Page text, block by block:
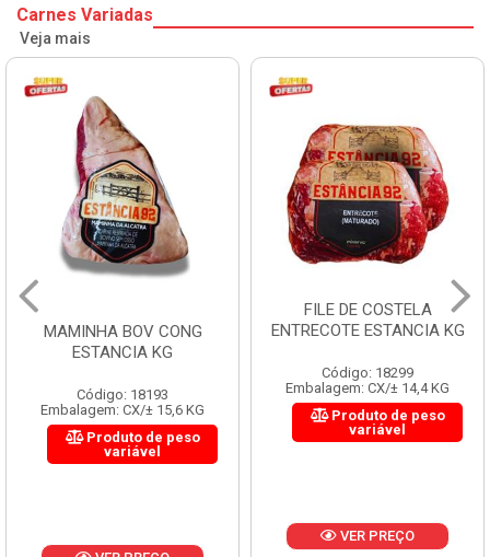
Carnes Variadas
Veja mais
MAMINHA BOV CONG
ESTANCIA KG
Código: 18193
Embalagem: CX/± 15,6 KG
Produto de peso
variável
FILE DE COSTELA
ENTRECOTE ESTANCIA KG
Código: 18299
Embalagem: CX/± 14,4 KG
Produto de peso
variável
VER PREÇO